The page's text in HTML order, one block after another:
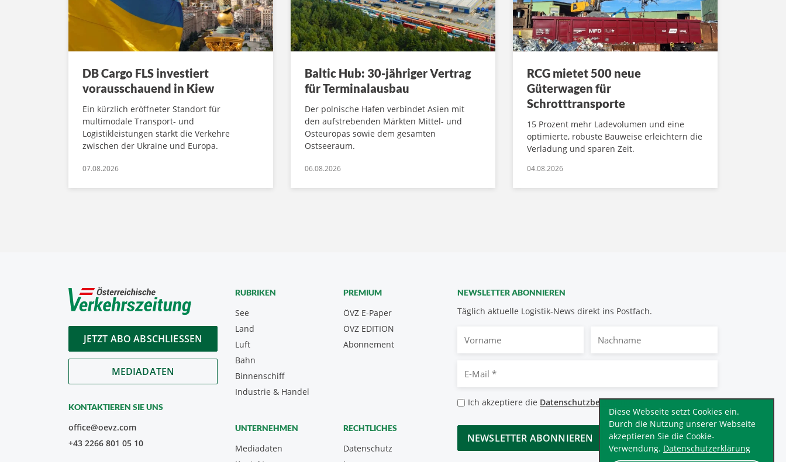
Diese Webseite setzt Cookies ein.
Durch die Nutzung unserer Webseite
akzeptieren Sie die Cookie-
Verwendung. Datenschutzerklärung
DB Cargo FLS investiert
vorausschauend in Kiew
Ein kürzlich eröffneter Standort für
multimodale Transport- und
Logistikleistungen stärkt die Verkehre
zwischen der Ukraine und Europa.
07.08.2026
Baltic Hub: 30-jähriger Vertrag
für Terminalausbau
Der polnische Hafen verbindet Asien mit
den aufstrebenden Märkten Mittel- und
Osteuropas sowie dem gesamten
Ostseeraum.
06.08.2026
RCG mietet 500 neue
Güterwagen für
Schrotttransporte
15 Prozent mehr Ladevolumen und eine
optimierte, robuste Bauweise erleichtern die
Verladung und sparen Zeit.
04.08.2026
JETZT ABO ABSCHLIESSEN
MEDIADATEN
KONTAKTIEREN SIE UNS
office@oevz.com
+43 2266 801 05 10
NEWSLETTER ABONNIEREN
Täglich aktuelle Logistik-News direkt ins Postfach.
Mail
Datenschutzbestimmungen
Ich akzeptiere die Datenschutzbestimmungen.*
CAPTCHA
RUBRIKEN
See
Land
Luft
Bahn
Binnenschiff
Industrie & Handel
PREMIUM
ÖVZ E-Paper
Abonnement
ÖVZ EDITION
UNTERNEHMEN
Mediadaten
RECHTLICHES
Datenschutz